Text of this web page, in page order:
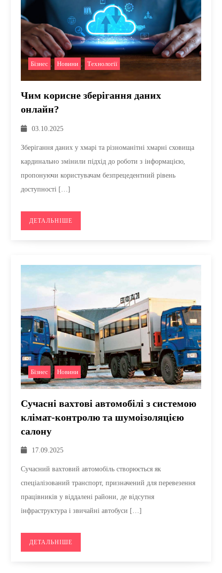
Бізнес , Новини , Технології
Чим корисне зберігання даних
онлайн?
03.10.2025
Зберігання даних у хмарі та різноманітні хмарні сховища
кардинально змінили підхід до роботи з інформацією,
пропонуючи користувачам безпрецедентний рівень
доступності […]
ДЕТАЛЬНІШЕ
Бізнес , Новини
Сучасні вахтові автомобілі з системою
клімат-контролю та шумоізоляцією
салону
17.09.2025
Сучасний вахтовий автомобіль створюється як
спеціалізований транспорт, призначений для перевезення
працівників у віддалені райони, де відсутня
інфраструктура і звичайні автобуси […]
ДЕТАЛЬНІШЕ